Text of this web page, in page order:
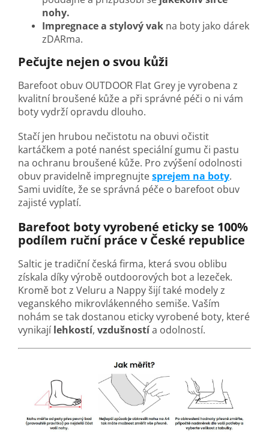
nohy.
Impregnace a stylový vak na boty jako dárek
zDARma.
Pečujte nejen o svou kůži
Barefoot obuv OUTDOOR Flat Grey je vyrobena z
kvalitní broušené kůže a při správné péči o ni vám
boty vydrží opravdu dlouho.
Stačí jen hrubou nečistotu na obuvi očistit
kartáčkem a poté nanést speciální gumu či pastu
na ochranu broušené kůže. Pro zvýšení odolnosti
obuv pravidelně impregnujtesprejem na boty.
Sami uvidíte, že se správná péče o barefoot obuv
zajisté vyplatí.
Barefoot boty vyrobené eticky se 100%
podílem ruční práce v České republice
Saltic je tradiční česká firma, která svou oblibu
získala díky výrobě outdoorových bot a lezeček.
Kromě bot z Veluru a Nappy šijí také modely z
veganského mikrovlákenného semiše. Vaším
nohám se tak dostanou eticky vyrobené boty, které
vynikají lehkostí, vzdušnostía odolností.